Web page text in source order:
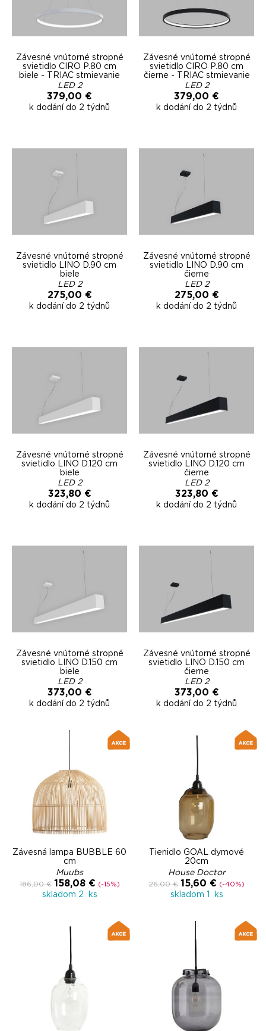
Závesné vnútorné stropné
svietidlo CIRO P.80 cm
biele - TRIAC stmievanie
LED 2
379,00 €
k dodání do 2 týdnů
Závesné vnútorné stropné
svietidlo CIRO P.80 cm
čierne - TRIAC stmievanie
LED 2
379,00 €
k dodání do 2 týdnů
Závesné vnútorné stropné
svietidlo LINO D.90 cm
biele
LED 2
275,00 €
k dodání do 2 týdnů
Závesné vnútorné stropné
svietidlo LINO D.90 cm
čierne
LED 2
275,00 €
k dodání do 2 týdnů
Závesné vnútorné stropné
svietidlo LINO D.120 cm
biele
LED 2
323,80 €
k dodání do 2 týdnů
Závesné vnútorné stropné
svietidlo LINO D.120 cm
čierne
LED 2
323,80 €
k dodání do 2 týdnů
Závesné vnútorné stropné
svietidlo LINO D.150 cm
biele
LED 2
373,00 €
k dodání do 2 týdnů
Závesné vnútorné stropné
svietidlo LINO D.150 cm
čierne
LED 2
373,00 €
k dodání do 2 týdnů
Závesná lampa BUBBLE 60
cm
Muubs
186,00 € 158,08 € (-15%)
skladom 2 ks
Tienidlo GOAL dymové
20cm
House Doctor
26,00 € 15,60 € (-40%)
skladom 1 ks